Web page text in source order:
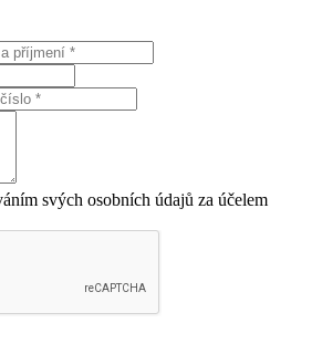
svých osobních údajů za účelem